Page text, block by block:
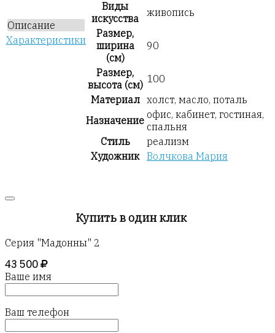
Описание
Характеристики
Виды
искусства
живопись
Размер,
ширина
(см)
90
Размер,
высота (см) 100
Материал холст, масло, поталь
Назначение офис, кабинет, гостиная,
спальня
Стиль
реализм
Художник Волчкова Мария
Купить в один клик
Серия "Мадонны" 2
43 500
Ваше имя
Ваш телефон